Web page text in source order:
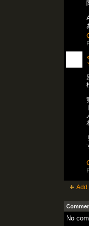
Add
No